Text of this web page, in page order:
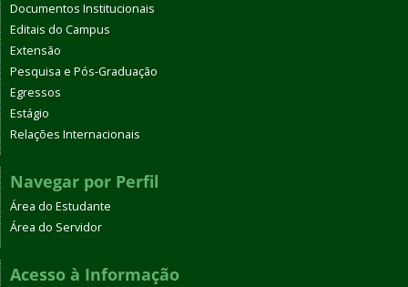
Documentos Institucionais
Editais do Campus
Extensão
Pesquisa e Pós-Graduação
Egressos
Estágio
Relações Internacionais
Navegar por Perfil
Área do Estudante
Área do Servidor
Acesso à Informação